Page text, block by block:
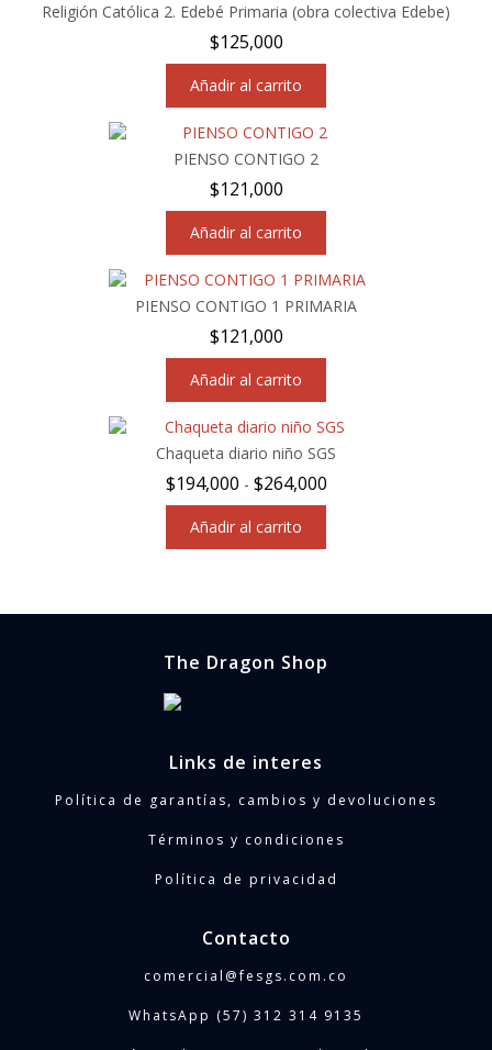
Religión Católica 2. Edebé Primaria (obra colectiva Edebe)
$125,000
Añadir al carrito
PIENSO CONTIGO 2
$121,000
Añadir al carrito
PIENSO CONTIGO 1 PRIMARIA
$121,000
Añadir al carrito
Chaqueta diario niño SGS
$194,000 - $264,000Rango
de
desde
$264,000
Añadir al carrito
The Dragon Shop
Links de interes
Política de garantías, cambios y devoluciones
Términos y condiciones
Política de privacidad
Contacto
comercial@fesgs.com.co
WhatsApp (57) 312 314 9135